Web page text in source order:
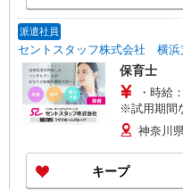
派遣社員
セントスタッフ株式会社 横浜
保育士
・時給：
※試用期間な
経験・能力
神奈川
キープ